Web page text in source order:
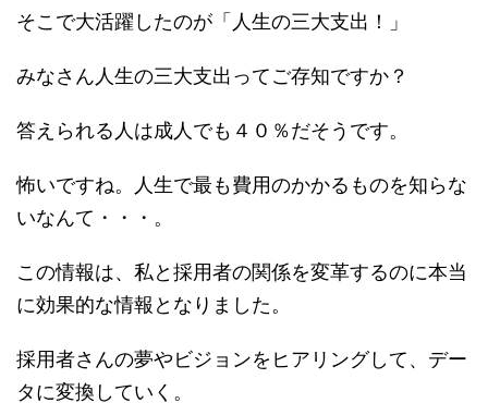
そこで大活躍したのが「人生の三大支出！」
みなさん人生の三大支出ってご存知ですか？
答えられる人は成人でも４０％だそうです。
怖いですね。人生で最も費用のかかるものを知らな
いなんて・・・。
この情報は、私と採用者の関係を変革するのに本当
に効果的な情報となりました。
採用者さんの夢やビジョンをヒアリングして、デー
タに変換していく。